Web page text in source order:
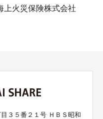
上火災保険株式会社
３５番２１号 ＨＢＳ昭和